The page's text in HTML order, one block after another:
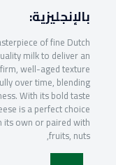
بالإنجليزية:
of fine Dutch
milk to deliver an
well-aged texture
over time, blending
With its bold taste
is a perfect choice
own or paired with
fruits, nuts,